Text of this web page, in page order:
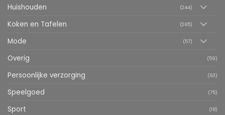
Huishouden (244)
Koken en Tafelen (265)
Mode (57)
Overig (59)
Persoonlijke verzorging (63)
Speelgoed (75)
Sport (18)